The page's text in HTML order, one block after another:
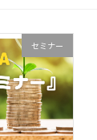
セミナー